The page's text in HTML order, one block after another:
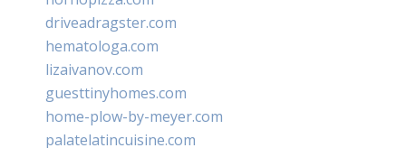
driveadragster.com
hematologa.com
lizaivanov.com
guesttinyhomes.com
home-plow-by-meyer.com
palatelatincuisine.com